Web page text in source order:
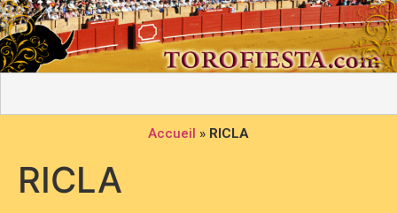
Accueil » RICLA
RICLA